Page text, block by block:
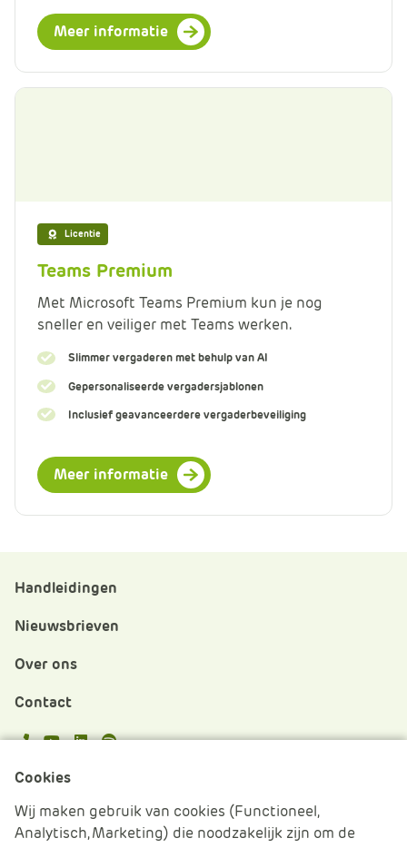
Meer informatie
Licentie
Teams Premium
Met Microsoft Teams Premium kun je nog
sneller en veiliger met Teams werken.
Slimmer vergaderen met behulp van AI
Gepersonaliseerde vergadersjablonen
Inclusief geavanceerdere vergaderbeveiliging
Meer informatie
Handleidingen
Nieuwsbrieven
Over ons
Contact
Cookies beheren
Cookies
Wij maken gebruik van cookies (Functioneel,
Analytisch, Marketing) die noodzakelijk zijn om de